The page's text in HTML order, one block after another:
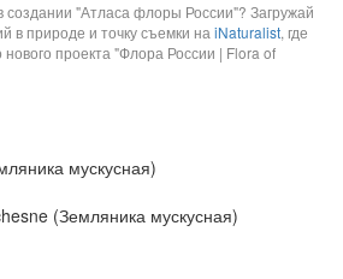
создании "Атласа флоры России"? Загружай
в природе и точку съемки на iNaturalist, где
проекта "Флора России | Flora of
мускусная)
(Земляника мускусная)